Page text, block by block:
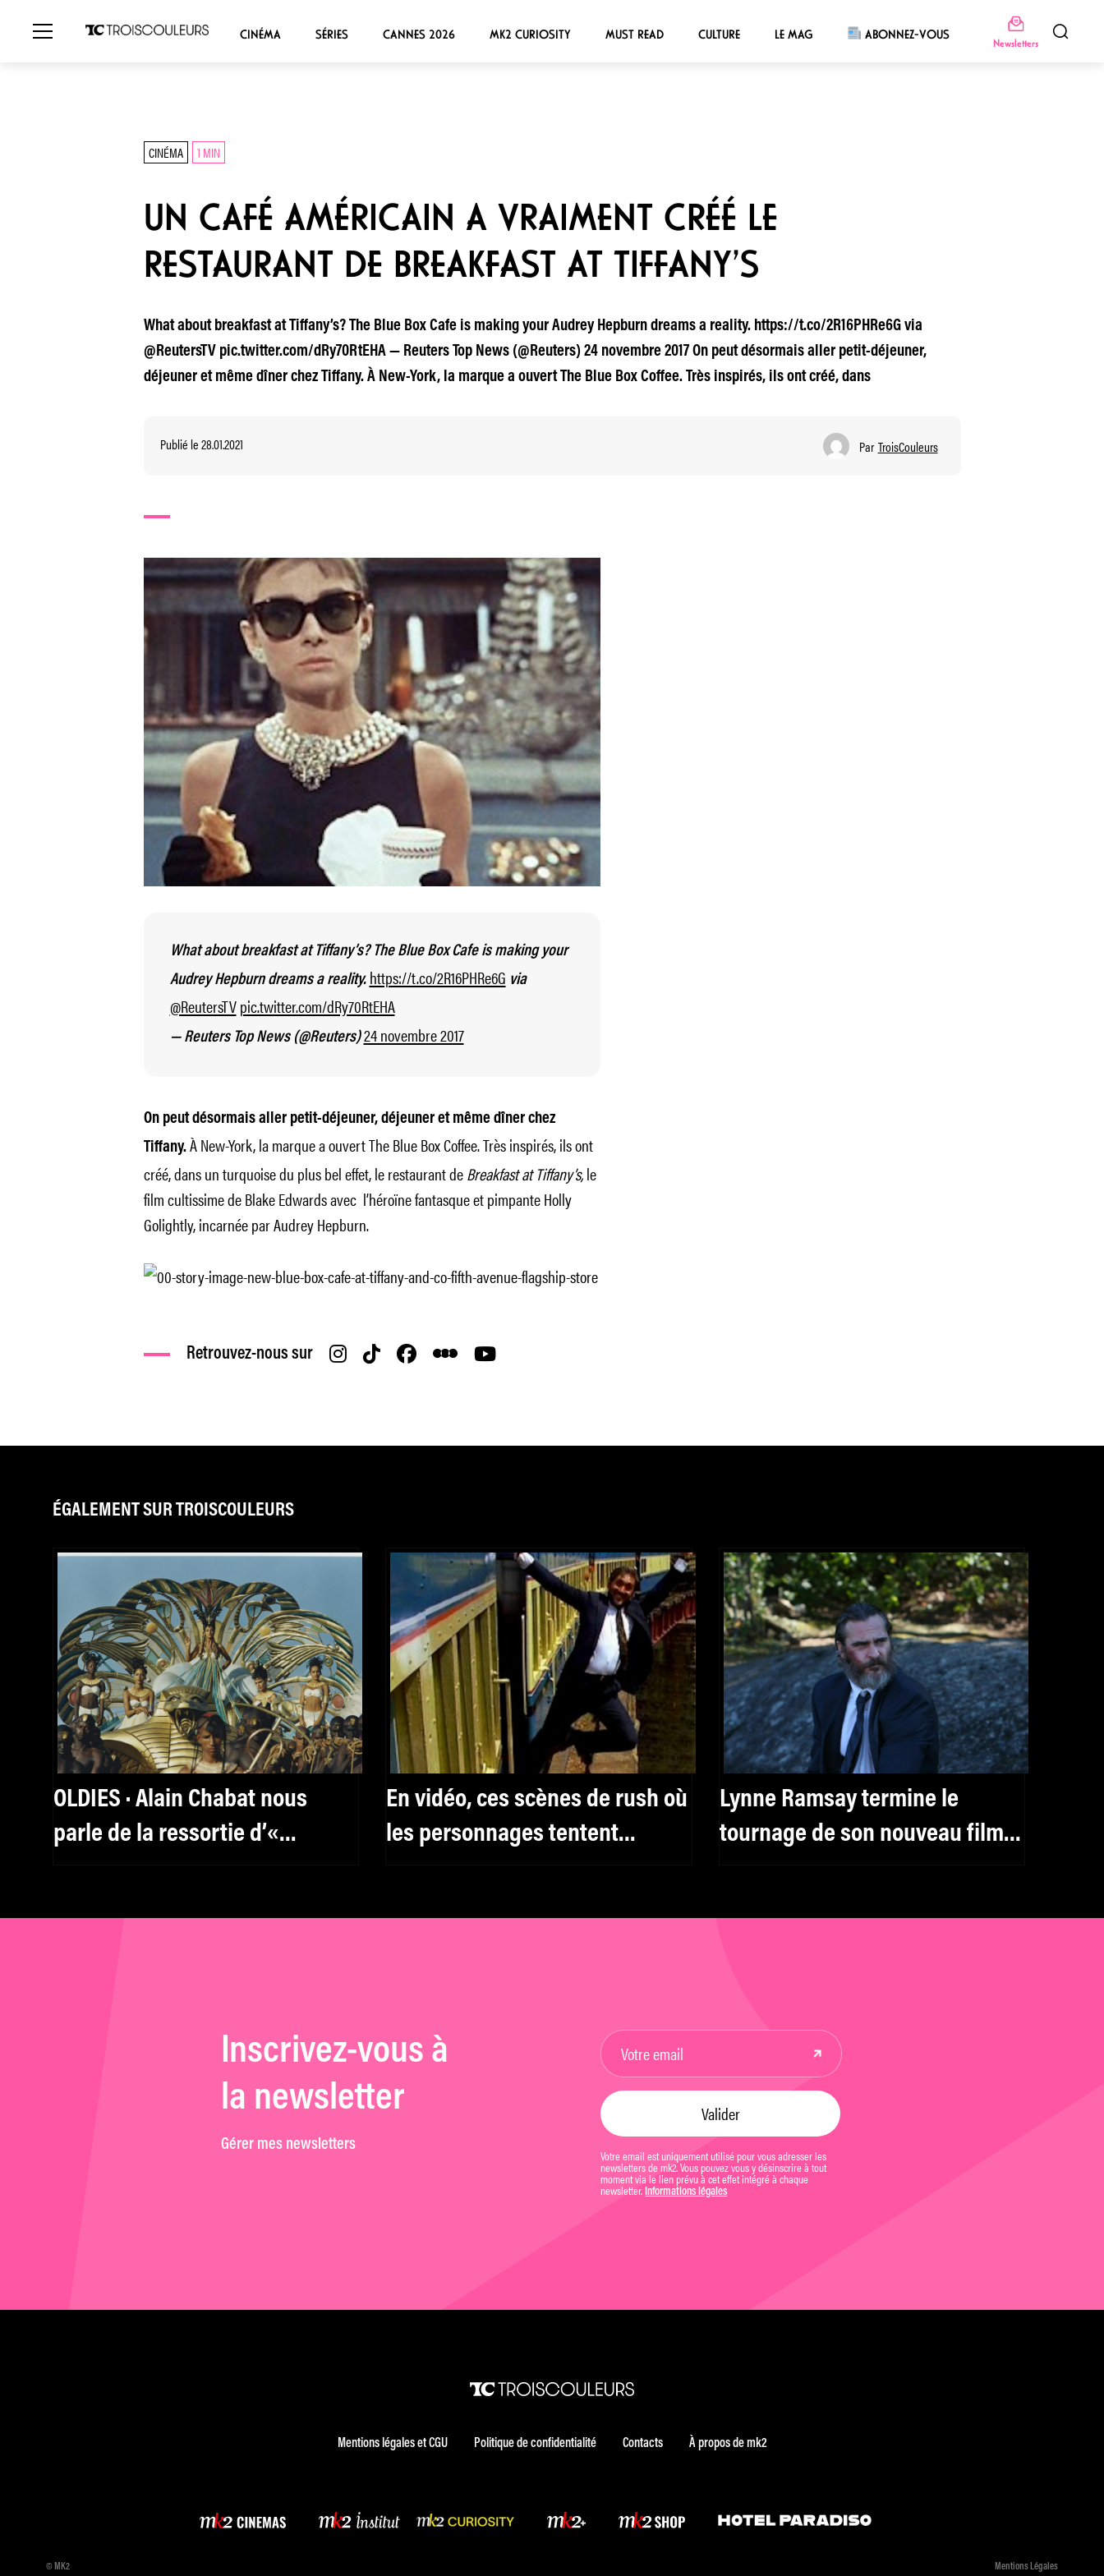
CINÉMA SÉRIES CANNES 2026 MK2 CURIOSITY MUST READ CULTURE LE MAG ABONNEZ-VOUS
Newsletters
CINÉMA 1 MIN
UN CAFÉ AMÉRICAIN A VRAIMENT CRÉÉ LE
RESTAURANT DE BREAKFAST AT TIFFANY’S
What about breakfast at Tiffany’s? The Blue Box Cafe is making your Audrey Hepburn dreams a reality. https://t.co/2R16PHRe6G via
@ReutersTV pic.twitter.com/dRy70RtEHA — Reuters Top News (@Reuters) 24 novembre 2017 On peut désormais aller petit-déjeuner,
déjeuner et même dîner chez Tiffany. À New-York, la marque a ouvert The Blue Box Coffee. Très inspirés, ils ont créé, dans
Publié le 28.01.2021 Par TroisCouleurs
What about breakfast at Tiffany’s? The Blue Box Cafe is making your
Audrey Hepburn dreams a reality. https://t.co/2R16PHRe6G via
@ReutersTVpic.twitter.com/dRy70RtEHA
— Reuters Top News (@Reuters)24 novembre 2017
On peut désormais aller petit-déjeuner, déjeuner et même dîner chez
Tiffany.À New-York, la marque a ouvert The Blue Box Coffee. Très inspirés, ils ont
créé, dans un turquoise du plus bel effet, le restaurant deBreakfast at Tiffany’s,le
film cultissime de Blake Edwards avec l’héroïne fantasque et pimpante Holly
Golightly, incarnée par Audrey Hepburn.
Retrouvez-nous sur
ÉGALEMENT SUR TROISCOULEURS
OLDIES · Alain Chabat nous
parle de la ressortie d’«
En vidéo, ces scènes de rush où
les personnages tentent
Lynne Ramsay termine le
tournage de son nouveau film
Inscrivez-vous à
la newsletter
Gérer mes newsletters
Votre email est uniquement utilisé pour vous adresser les
newsletters de mk2. Vous pouvez vous y désinscrire à tout
moment via le lien prévu à cet effet intégré à chaque
newsletter. Informations légales
Mentions légales et CGU Politique de confidentialité Contacts À propos de mk2
© MK2 Mentions Légales